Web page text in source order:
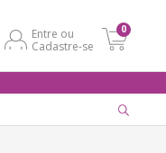
Entre ou
Cadastre-se
0